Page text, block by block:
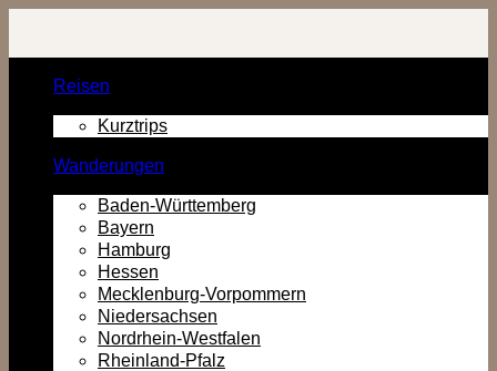
Inhalt
Reisen
Kurztrips
Wanderungen
Baden-Württemberg
Bayern
Hamburg
Hessen
Mecklenburg-Vorpommern
Niedersachsen
Nordrhein-Westfalen
Rheinland-Pfalz